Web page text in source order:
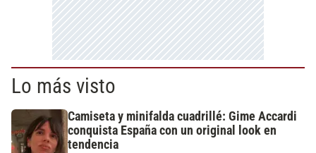
Lo más visto
Camiseta y minifalda cuadrillé: Gime Accardi
conquista España con un original look en
tendencia